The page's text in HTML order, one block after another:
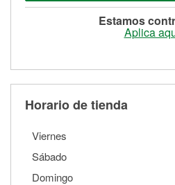
Estamos
Aplica
Horario de tienda
Viernes
Sábado
Domingo